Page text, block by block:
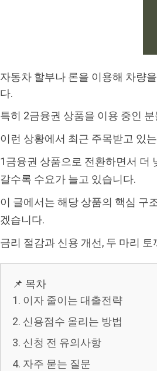
자동차 할부나 론을 이용해 차량
다.
특히 2금융권 상품을 이용 중인
이런 상황에서 최근 주목받고 있
1금융권 상품으로 전환하면서 더
갈수록 수요가 늘고 있습니다.
이 글에서는 해당 상품의 핵심 구
겠습니다.
금리 절감과 신용 개선, 두 마리
📌 목차
1. 이자 줄이는 대출전략
2. 신용점수 올리는 방법
3. 신청 전 유의사항
4. 자주 묻는 질문